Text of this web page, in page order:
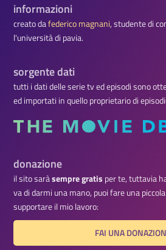
informazioni
creato dafederico magnani, studente di
l'università di pavia.
sorgente dati
tutti i dati delle serie tv ed episodi sono
ed importati in quello proprietario di
donazione
il sito saràsempre gratis per te, tuttavia
va di darmi una mano, puoi fare una
supportare il mio lavoro:
FAI UNA